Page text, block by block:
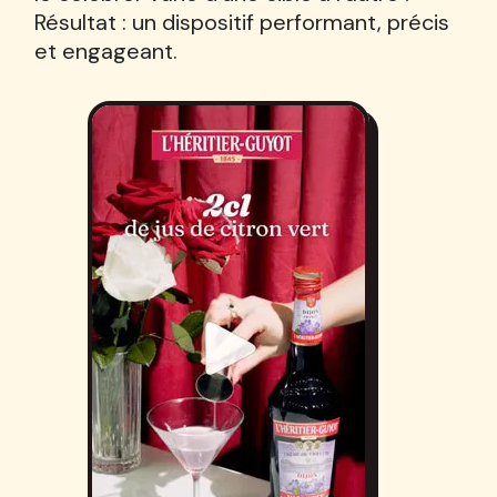
Résultat : un dispositif performant, précis
et engageant.